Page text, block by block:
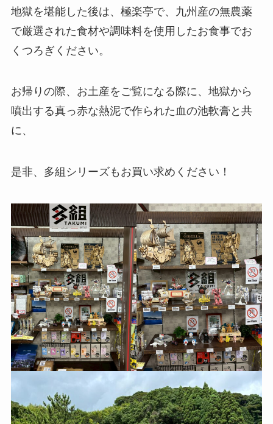
地獄を堪能した後は、極楽亭で、九州産の無農薬
で厳選された食材や調味料を使用したお食事でお
くつろぎください。
お帰りの際、お土産をご覧になる際に、地獄から
噴出する真っ赤な熱泥で作られた血の池軟膏と共
に、
是非、多組シリーズもお買い求めください！